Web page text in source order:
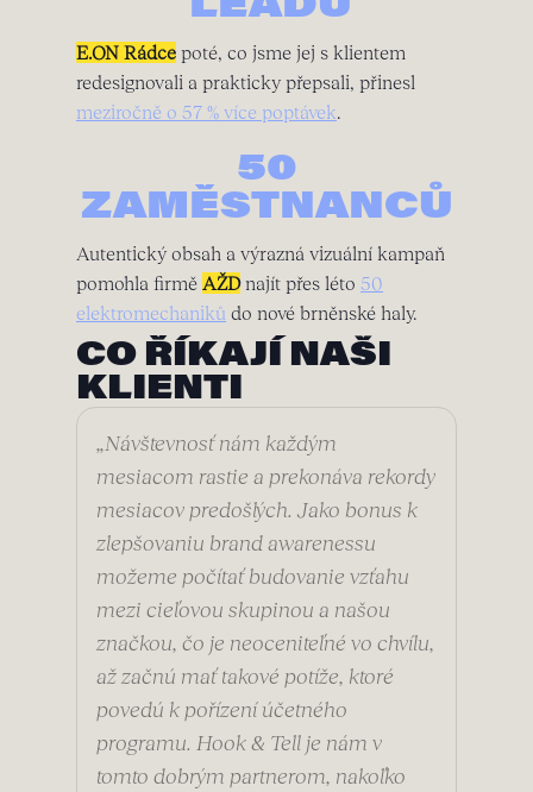
E.ON Rádce poté, co jsme jej s klientem
redesignovali a prakticky přepsali, přinesl
meziročně o 57 % více poptávek.
50
ZAMĚSTNANCŮ
Autentický obsah a výrazná vizuální kampaň
pomohla firmě AŽDnajít přes léto 50
elektromechaniků do nové brněnské haly.
CO ŘÍKAJÍ NAŠI
KLIENTI
„Návštevnosť nám každým
mesiacom rastie a prekonáva rekordy
mesiacov predošlých. Jako bonus k
zlepšovaniu brand awarenessu
možeme počítať budovanie vzťahu
mezi cieľovou skupinou a našou
značkou, čo je neoceniteľné vo chvílu,
až začnú mať takové potíže, ktoré
povedú k pořízení účetného
programu. Hook & Tell je nám v
tomto dobrým partnerom, nakoľko